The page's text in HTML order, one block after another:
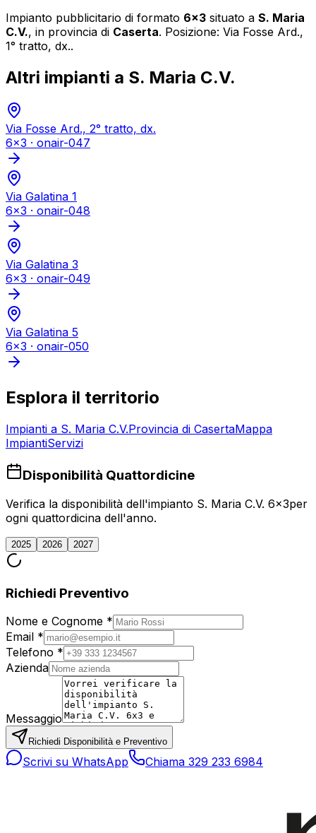
Impianto pubblicitario di formato 6x3 situato a S. Maria
C.V., in provincia di Caserta. Posizione: Via Fosse Ard.,
1° tratto, dx..
Altri impianti a S. Maria C.V.
Via Fosse Ard., 2° tratto, dx.
6x3 · onair-047
Via Galatina 1
6x3 · onair-048
Via Galatina 3
6x3 · onair-049
Via Galatina 5
6x3 · onair-050
Esplora il territorio
Impianti a S. Maria C.V.Provincia di CasertaMappa
ImpiantiServizi
Disponibilità Quattordicine
Verifica la disponibilità dell'impianto S. Maria C.V. 6x3per
ogni quattordicina dell'anno.
2025 2026 2027
Richiedi Preventivo
Nome e Cognome *
Email *
Telefono *
Azienda
Messaggio
Richiedi Disponibilità e Preventivo
Scrivi su WhatsApp Chiama 329 233 6984